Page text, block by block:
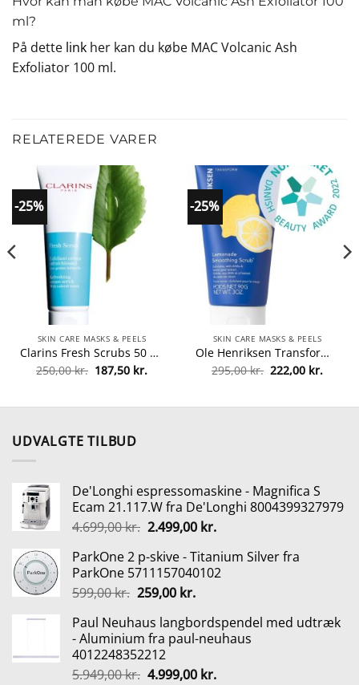
ml?
På dette link her kan du købe MAC Volcanic Ash
Exfoliator 100 ml.
RELATEREDE VARER
-25%
SKIN CARE MASKS & PEELS
Clarins Fresh Scrubs 50 ml fra Clarins
250,00kr. Den
oprindelige
250,00 kr..
187,50 kr.Den
187,50 kr..
-25%
SKIN CARE MASKS & PEELS
Ole Henriksen Transform Lemonade Smoothing Scrub 90 gr. fra Ole Henriksen
295,00kr. Den
oprindelige
295,00 kr..
222,00 kr.Den
UDVALGTE TILBUD
De'Longhi espressomaskine - Magnifica S
Ecam 21.117.W fra De'Longhi 8004399327979
4.699,00kr. Den
pris
var:
4.699,00 kr..
2.499,00 kr.Den
pris
er:
ParkOne 2 p-skive - Titanium Silver fra
ParkOne 5711157040102
599,00kr. Den
pris
var:
599,00 kr..
259,00 kr.Den
pris
er:
Paul Neuhaus langbordspendel med udtræk
- Aluminium fra paul-neuhaus
4012248352212
5.949,00kr. Den
4.999,00 kr.Den